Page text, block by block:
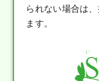
られない場合は
ます。